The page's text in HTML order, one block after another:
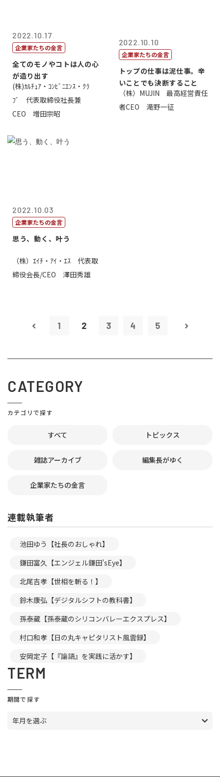
2022.10.17
企業家たちの金言
全てのモノやコトは人の心
が造り出す
(株)ｶﾙﾁｭｱ・ｺﾝﾋﾞﾆｴﾝｽ・ｸﾗ
ﾌﾞ 代表取締役社長兼
CEO 増田宗昭
2022.10.10
企業家たちの金言
トップの仕事は泥仕事。辛
いことでも決断すること
（株）MUJIN 最高経営責任
者CEO 滝野一征
2022.10.03
企業家たちの金言
思う、動く、叶う
（株）ｴｲﾁ・ｱｲ・ｴｽ 代表取
締役会長/CEO 澤田秀雄
1 2 3 4 5
CATEGORY
カテゴリで探す
すべて トピックス
雑誌アーカイブ 編集長がゆく
企業家たちの金言
連載執筆者
池田ゆう【社長のおしゃれ】
鎌田富久【エンジェル鎌田’sEye】
北尾吉孝【世相を斬る！】
鈴木康弘【デジタルシフトの教科書】
孫泰蔵【孫泰蔵のシリコンバレーエクスプレス】
村口和孝【日の丸キャピタリスト風雲録】
安岡定子【『論語』を実践に活かす】
TERM
期間で探す
年月を選ぶ